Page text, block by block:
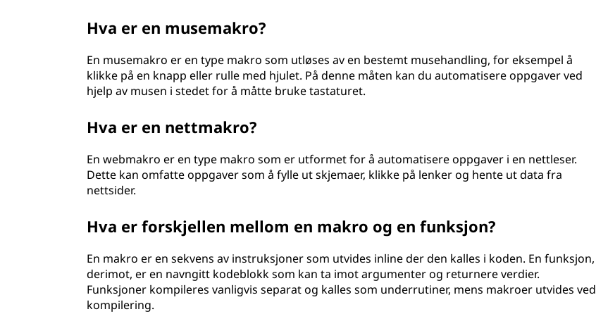
Hva er en musemakro?
En musemakro er en type makro som utløses av en bestemt musehandling, for eksempel å
klikke på en knapp eller rulle med hjulet. På denne måten kan du automatisere oppgaver ved
hjelp av musen i stedet for å måtte bruke tastaturet.
Hva er en nettmakro?
En webmakro er en type makro som er utformet for å automatisere oppgaver i en nettleser.
Dette kan omfatte oppgaver som å fylle ut skjemaer, klikke på lenker og hente ut data fra
nettsider.
Hva er forskjellen mellom en makro og en funksjon?
En makro er en sekvens av instruksjoner som utvides inline der den kalles i koden. En funksjon,
derimot, er en navngitt kodeblokk som kan ta imot argumenter og returnere verdier.
Funksjoner kompileres vanligvis separat og kalles som underrutiner, mens makroer utvides ved
kompilering.